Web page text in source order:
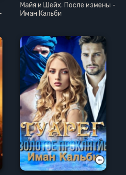
Майя и Шейх. После измены -
Иман Кальби